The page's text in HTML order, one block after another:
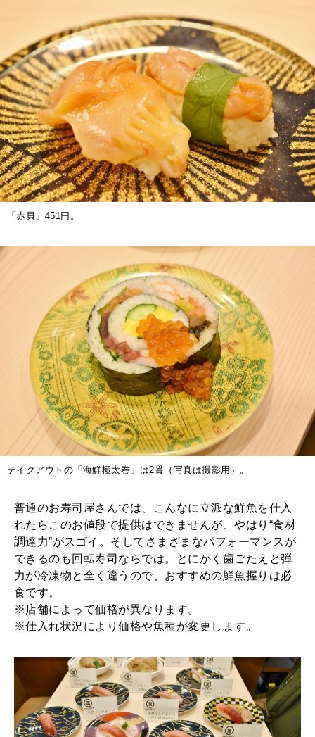
「赤貝」451円。
テイクアウトの「海鮮極太巻」は2貫（写真は撮影用）。
普通のお寿司屋さんでは、こんなに立派な鮮魚を仕入
れたらこのお値段で提供はできませんが、やはり“食材
調達力”がスゴイ。そしてさまざまなパフォーマンスが
できるのも回転寿司ならでは。とにかく歯ごたえと弾
力が冷凍物と全く違うので、おすすめの鮮魚握りは必
食です。
※店舗によって価格が異なります。
※仕入れ状況により価格や魚種が変更します。